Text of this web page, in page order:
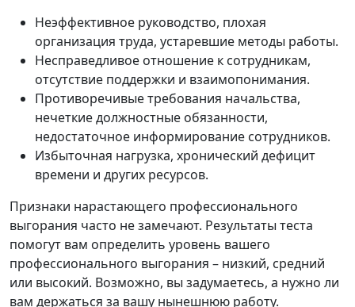
Неэффективное руководство, плохая
организация труда, устаревшие методы работы.
Несправедливое отношение к сотрудникам,
отсутствие поддержки и взаимопонимания.
Противоречивые требования начальства,
нечеткие должностные обязанности,
недостаточное информирование сотрудников.
Избыточная нагрузка, хронический дефицит
времени и других ресурсов.
Признаки нарастающего профессионального
выгорания часто не замечают. Результаты теста
помогут вам определить уровень вашего
профессионального выгорания – низкий, средний
или высокий. Возможно, вы задумаетесь, а нужно ли
вам держаться за вашу нынешнюю работу.